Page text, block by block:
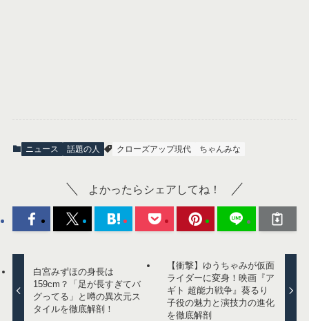
ニュース 話題の人 クローズアップ現代 ちゃんみな
よかったらシェアしてね！
白宮みずほの身長は
159cm？「足が長すぎてバ
グってる」と噂の異次元ス
タイルを徹底解剖！
【衝撃】ゆうちゃみが仮面
ライダーに変身！映画『ア
ギト 超能力戦争』葵るり
子役の魅力と演技力の進化
を徹底解剖